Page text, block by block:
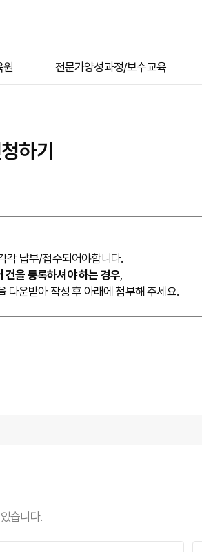
원
교육
전문가양성과정/보수교육
괴롭힘 예방 강사과정
개인정보보호 강사과정
하기
각 납부/접수되어야합니다.
건을 등록하셔야 하는 경우,
다운받아 작성 후 아래에 첨부해 주세요.
습니다.